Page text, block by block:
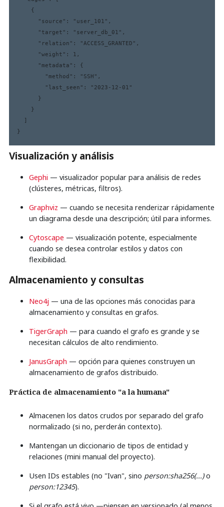
Visualización y análisis
Gephi — visualizador popular para análisis de redes
(clústeres, métricas, filtros).
Graphviz — cuando se necesita renderizar rápidamente
un diagrama desde una descripción; útil para informes.
Cytoscape — visualización potente, especialmente
cuando se desea controlar estilos y datos con
flexibilidad.
Almacenamiento y consultas
Neo4j — una de las opciones más conocidas para
almacenamiento y consultas en grafos.
TigerGraph — para cuando el grafo es grande y se
necesitan cálculos de alto rendimiento.
JanusGraph — opción para quienes construyen un
almacenamiento de grafos distribuido.
Práctica de almacenamiento "a la humana"
Almacenen los datos crudos por separado del grafo
normalizado (si no, perderán contexto).
Mantengan un diccionario de tipos de entidad y
relaciones (mini manual del proyecto).
Usen IDs estables (no "Ivan", sino person:sha256(...)o
person:12345).